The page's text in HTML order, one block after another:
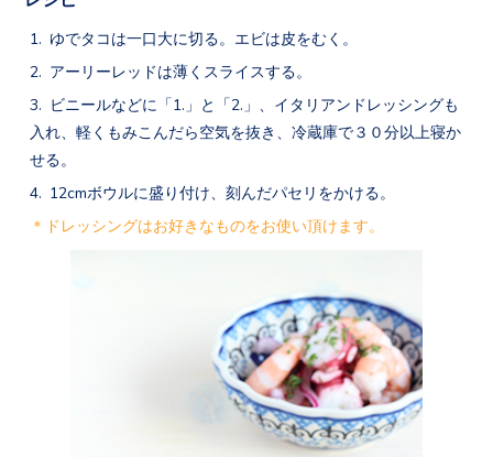
ゆでタコは一口大に切る。エビは皮をむく。
アーリーレッドは薄くスライスする。
ビニールなどに「1.」と「2.」、イタリアンドレッシングも
入れ、軽くもみこんだら空気を抜き、冷蔵庫で３０分以上寝か
せる。
12cmボウルに盛り付け、刻んだパセリをかける。
＊ドレッシングはお好きなものをお使い頂けます。